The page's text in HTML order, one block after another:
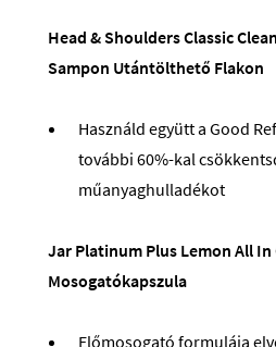
Head & Shoulders Classic
Sampon Utántölthető Flakon
Használd együtt a Good
további 60%-kal
műanyaghulladékot
Jar Platinum Plus Lemon All In
Mosogatókapszula
Előmosogató formulája